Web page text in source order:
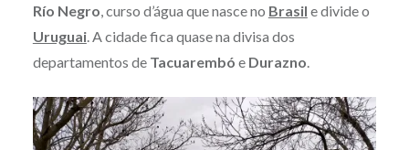
Río Negro, curso d’água que nasce no Brasil e divide o
Uruguai. A cidade fica quase na divisa dos
departamentos de Tacuarembó e Durazno.